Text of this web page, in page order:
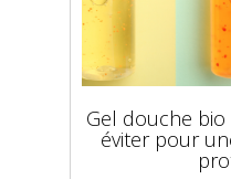
Gel douche
éviter pour